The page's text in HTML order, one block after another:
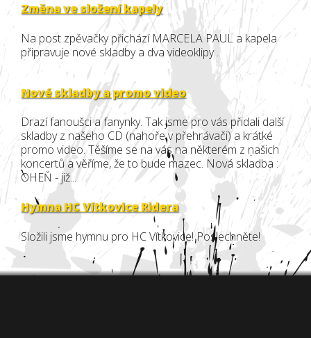
Změna ve složení kapely
Na post zpěvačky přichází MARCELA PAUL a kapela
připravuje nové skladby a dva videoklipy .
Nové skladby a promo video
Drazí fanoušci a fanynky. Tak jsme pro vás přidali další
skladby z našeho CD (nahoře v přehrávači) a krátké
promo video. Těšíme se na vás na některém z našich
koncertů a věříme, že to bude mazec. Nová skladba :
OHEŇ - již...
Hymna HC Vítkovice Ridera
Složili jsme hymnu pro HC Vítkovice! Poslechněte!